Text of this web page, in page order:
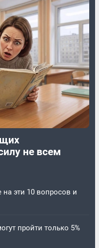
не всем
на эти 10 вопросов и
пройти только 5%